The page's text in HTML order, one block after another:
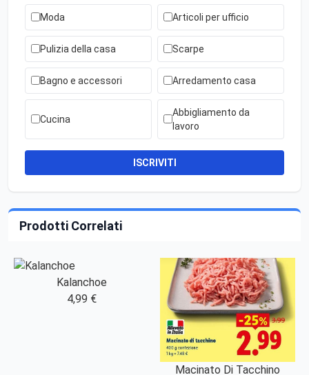
Moda Articoli per ufficio
Pulizia della casa Scarpe
Bagno e accessori Arredamento casa
Cucina
Abbigliamento da
lavoro
ISCRIVITI
Prodotti Correlati
Kalanchoe
4,99 €
Macinato Di Tacchino